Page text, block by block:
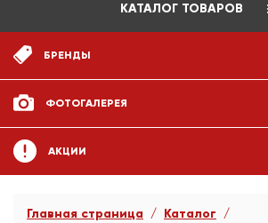
КАТАЛОГ ТОВАРОВ
БРЕНДЫ
ФОТОГАЛЕРЕЯ
АКЦИИ
Главная страница
Каталог